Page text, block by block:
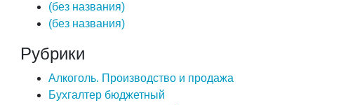
(без названия)
(без названия)
Рубрики
Алкоголь. Производство и продажа
Бухгалтер бюджетный